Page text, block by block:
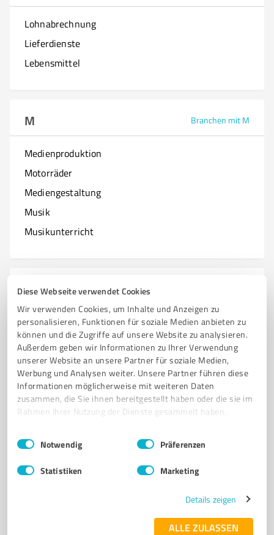
Diese Webseite verwendet Cookies
Wir verwenden Cookies, um Inhalte und Anzeigen zu
personalisieren, Funktionen für soziale Medien anbieten zu
können und die Zugriffe auf unsere Website zu analysieren.
Außerdem geben wir Informationen zu Ihrer Verwendung
unserer Website an unsere Partner für soziale Medien,
Werbung und Analysen weiter. Unsere Partner führen diese
Informationen möglicherweise mit weiteren Daten
zusammen, die Sie ihnen bereitgestellt haben oder die sie im
Rahmen Ihrer Nutzung der Dienste gesammelt haben.
Impressum Datenschutzbestimmungen
Einwilligungsauswahl
Notwendig Präferenzen
Statistiken Marketing
Details zeigen
ALLE ZULASSEN
Lohnabrechnung
Lieferdienste
Lebensmittel
M Branchen mit M
Medienproduktion
Motorräder
Mediengestaltung
Musik
Musikunterricht
N
Natur & Umwelt
Nagelstudios
O Branchen mit O
Optiker
Onlineshops